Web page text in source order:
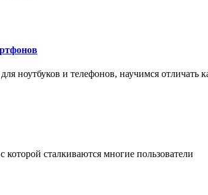
ноутбуков и телефонов, научимся отличать
сталкиваются многие пользователи